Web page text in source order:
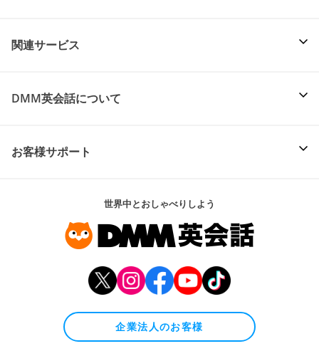
関連サービス
DMM英会話について
お客様サポート
世界中とおしゃべりしよう
企業法人のお客様